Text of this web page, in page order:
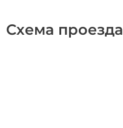
Схема проезда